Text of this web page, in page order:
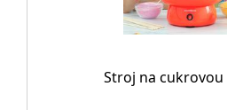
Stroj na cukrovou